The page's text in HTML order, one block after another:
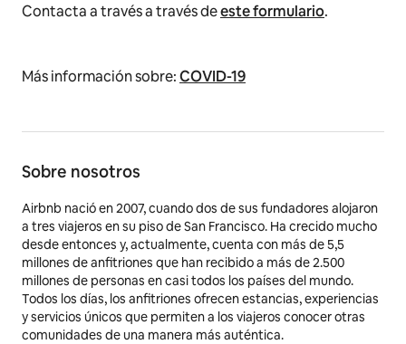
Contacta a través a través deeste formulario.
Más información sobre:COVID-19
Sobre nosotros
Airbnb nació en 2007, cuando dos de sus fundadores alojaron
a tres viajeros en su piso de San Francisco. Ha crecido mucho
desde entonces y, actualmente, cuenta con más de 5,5
millones de anfitriones que han recibido a más de 2.500
millones de personas en casi todos los países del mundo.
Todos los días, los anfitriones ofrecen estancias, experiencias
y servicios únicos que permiten a los viajeros conocer otras
comunidades de una manera más auténtica.